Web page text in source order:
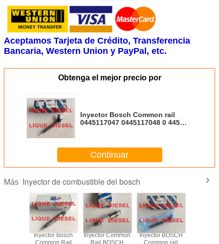
Aceptamos Tarjeta de Crédito, Transferencia
Bancaria, Western Union y PayPal, etc.
Obtenga el mejor precio por
Inyector Bosch Common rail
0445117047 0445117048 0 445
Continuar
Más Inyector de combustible del bosch
Inyector Bosch
Inyector Common
Inyector BOSCH